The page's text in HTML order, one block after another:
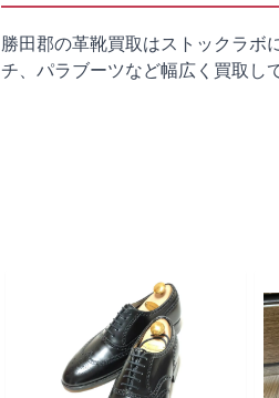
勝田郡の革靴買取はストックラボ
チ、パラブーツなど幅広く買取し